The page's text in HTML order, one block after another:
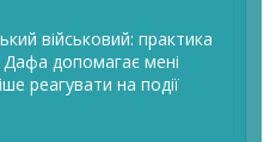
військовий: практика
допомагає мені
реагувати на події